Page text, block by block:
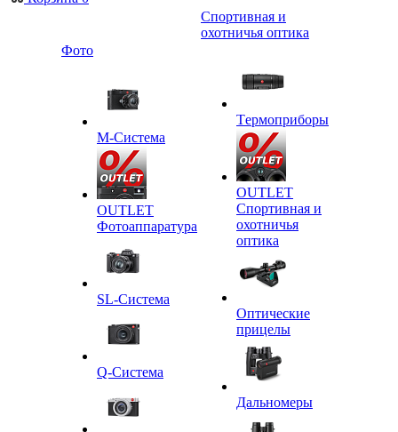
Фото
M-Система
OUTLET
Фотоаппаратура
SL-Система
Q-Cистема
Спортивная и
охотничья оптика
Tермоприборы
OUTLET
Спортивная и
охотничья
оптика
Оптические
прицелы
Дальномеры